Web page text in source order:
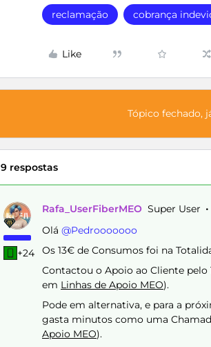
reclamação cobrança
Like
Tópico fechado,
9 respostas
+24
Rafa_UserFiberMEO Super User
Olá ​ @Pedrooooooo
Os 13€ de Consumos foi na
Contactou o Apoio ao Cliente pelo
em Linhas de Apoio MEO).
Pode em alternativa, e para a
gasta minutos como uma
Apoio MEO).